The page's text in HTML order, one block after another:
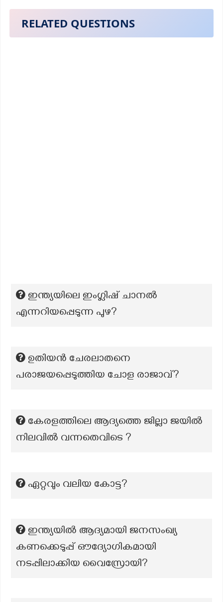
RELATED QUESTIONS
ഇന്ത്യയിലെ ഇംഗ്ലിഷ് ചാനൽ
എന്നറിയപ്പെടുന്ന പുഴ?
ഉതിയൻ ചേരലാതനെ
പരാജയപ്പെടുത്തിയ ചോള രാജാവ്?
കേരളത്തിലെ ആദ്യത്തെ ജില്ലാ ജയിൽ
നിലവിൽ വന്നതെവിടെ ?
ഏറ്റവും വലിയ കോട്ട?
ഇന്ത്യയിൽ ആദ്യമായി ജനസംഖ്യ
കണക്കെടുപ്പ് ഔദ്യോഗികമായി
നടപ്പിലാക്കിയ വൈസ്രോയി?